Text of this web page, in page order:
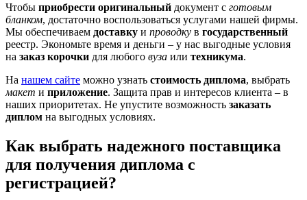
Чтобы приобрести оригинальный документ с готовым
бланком, достаточно воспользоваться услугами нашей фирмы.
Мы обеспечиваем доставку и проводку в государственный
реестр. Экономьте время и деньги – у нас выгодные условия
на заказ корочки для любого вуза или техникума.
На нашем сайте можно узнать стоимость диплома, выбрать
макет и приложение. Защита прав и интересов клиента – в
наших приоритетах. Не упустите возможность заказать
диплом на выгодных условиях.
Как выбрать надежного поставщика
для получения диплома с
регистрацией?